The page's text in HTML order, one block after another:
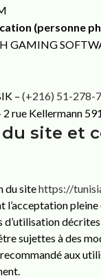
(personne
GAMING
– (+216) 51-278-
2 rue Kellermann
site et
du sitehttps://
l’acceptation pleine
sujettes à des
aux